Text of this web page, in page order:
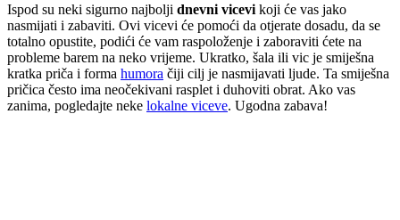
Ispod su neki sigurno najbolji dnevni vicevi koji će vas jako
nasmijati i zabaviti. Ovi vicevi će pomoći da otjerate dosadu, da se
totalno opustite, podići će vam raspoloženje i zaboraviti ćete na
probleme barem na neko vrijeme. Ukratko, šala ili vic je smiješna
kratka priča i forma humora čiji cilj je nasmijavati ljude. Ta smiješna
pričica često ima neočekivani rasplet i duhoviti obrat. Ako vas
zanima, pogledajte neke lokalne viceve. Ugodna zabava!